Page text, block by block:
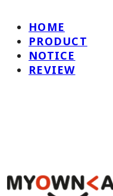
HOME
PRODUCT
NOTICE
REVIEW